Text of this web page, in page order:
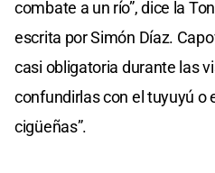
combate a un río”, dice la
escrita por Simón Díaz.
casi obligatoria durante las
confundirlas con el tuyuyú o
cigüeñas”.